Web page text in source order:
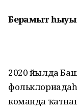
Берғамыт һыуы
2020 йылда
команда